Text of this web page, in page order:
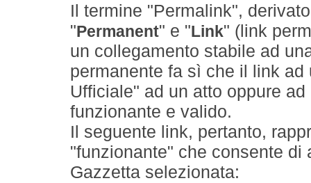
Il termine "Permalink",
" Permanent" e " Link" (link
un collegamento stabile ad
permanente fa sì che il link
Ufficiale" ad un atto oppure
funzionante e valido.
Il seguente link, pertanto,
"funzionante" che consente
Gazzetta selezionata: